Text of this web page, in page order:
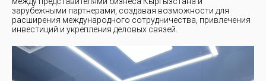
зарубежными партнерами, создавая возможности для
расширения международного сотрудничества, привлечения
инвестиций и укрепления деловых связей.